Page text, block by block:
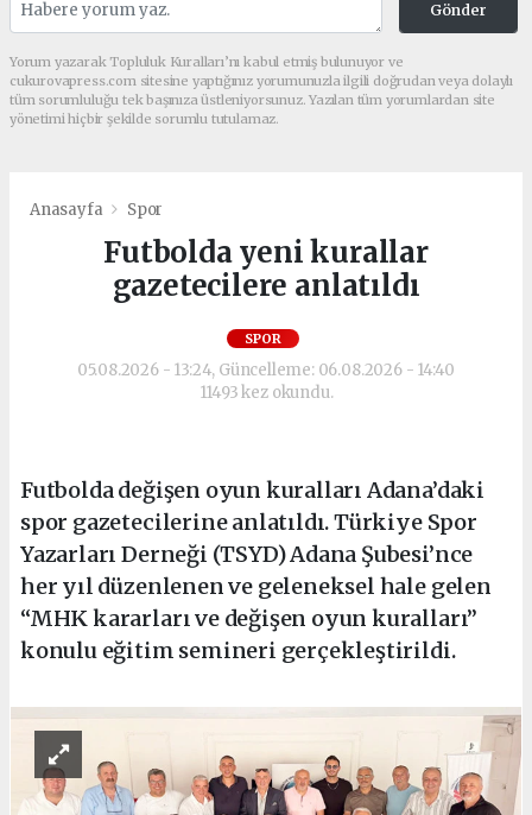
Gönder
Yorum yazarak Topluluk Kuralları’nı kabul etmiş bulunuyor ve
cukurovapress.com sitesine yaptığınız yorumunuzla ilgili doğrudan veya dolaylı
tüm sorumluluğu tek başınıza üstleniyorsunuz. Yazılan tüm yorumlardan site
yönetimi hiçbir şekilde sorumlu tutulamaz.
Anasayfa Spor
Futbolda yeni kurallar
gazetecilere anlatıldı
SPOR
05.08.2026 - 13:24, Güncelleme: 06.08.2026 - 14:40
11493 kez okundu.
Futbolda değişen oyun kuralları Adana’daki
spor gazetecilerine anlatıldı. Türkiye Spor
Yazarları Derneği (TSYD) Adana Şubesi’nce
her yıl düzenlenen ve geleneksel hale gelen
“MHK kararları ve değişen oyun kuralları”
konulu eğitim semineri gerçekleştirildi.